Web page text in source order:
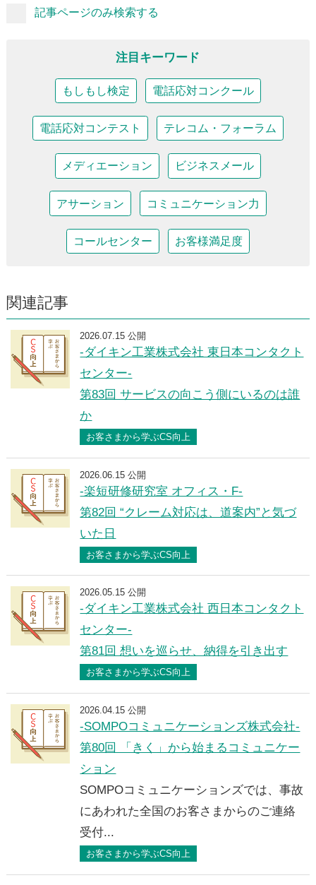
記事ページのみ検索する
注目キーワード
もしもし検定 電話応対コンクール
電話応対コンテスト テレコム・フォーラム
メディエーション ビジネスメール
アサーション コミュニケーション力
コールセンター お客様満足度
関連記事
2026.07.15 公開
-ダイキン工業株式会社 東日本コンタクト
センター-
第83回 サービスの向こう側にいるのは誰
か
お客さまから学ぶCS向上
2026.06.15 公開
-楽短研修研究室 オフィス・F-
第82回 “クレーム対応は、道案内”と気づ
いた日
お客さまから学ぶCS向上
2026.05.15 公開
-ダイキン工業株式会社 西日本コンタクト
センター-
第81回 想いを巡らせ、納得を引き出す
お客さまから学ぶCS向上
2026.04.15 公開
-SOMPOコミュニケーションズ株式会社-
第80回 「きく」から始まるコミュニケー
ション
SOMPOコミュニケーションズでは、事故
にあわれた全国のお客さまからのご連絡
受付...
お客さまから学ぶCS向上